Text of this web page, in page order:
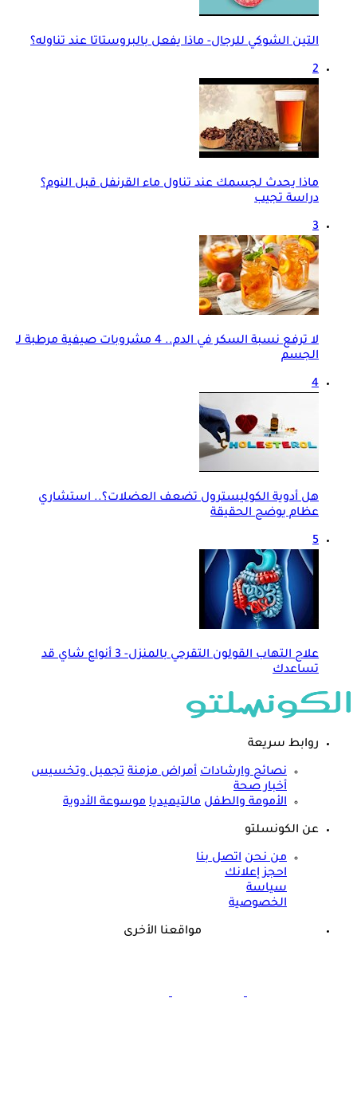
التين الشوكي للرجال- ماذا يفعل بالبروستاتا عند تناوله؟
2
ماذا يحدث لجسمك عند تناول ماء القرنفل قبل النوم؟
دراسة تجيب
3
لا ترفع نسبة السكر في الدم.. 4 مشروبات صيفية مرطبة لـ
الجسم
4
هل أدوية الكوليسترول تضعف العضلات؟.. استشاري
عظام يوضح الحقيقة
5
علاج التهاب القولون التقرحي بالمنزل- 3 أنواع شاي قد
تساعدك
روابط سريعة
نصائح وارشادات أمراض مزمنة تجميل وتخسيس
أخبار صحة
الأمومة والطفل مالتيميديا موسوعة الأدوية
عن الكونسلتو
من نحن اتصل بنا
احجز إعلانك
سياسة
الخصوصية
مواقعنا الأخرى